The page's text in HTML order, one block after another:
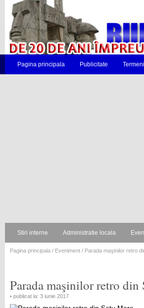
Pagina principala Publicitate
Stiri interne Administratie locala
Pagina principala / Eveniment / Parada maşinilor retro
Parada maşinilor retro din
• publicat la: 3 iunie 2017